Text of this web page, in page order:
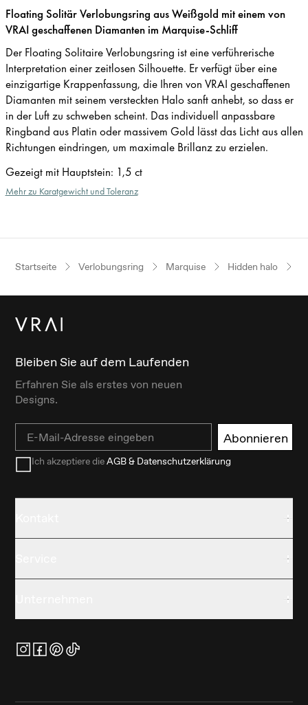
Floating Solitär Verlobungsring aus Weißgold mit einem von
VRAI geschaffenen Diamanten im Marquise-Schliff
Der Floating Solitaire Verlobungsring ist eine verführerische
Interpretation einer zeitlosen Silhouette. Er verfügt über eine
einzigartige Krappenfassung, die Ihren von VRAI geschaffenen
Diamanten mit seinem versteckten Halo sanft anhebt, so dass er
in der Luft zu schweben scheint. Das individuell anpassbare
Ringband aus Platin oder massivem Gold lässt das Licht aus allen
Richtungen eindringen, um maximale Brillanz zu erzielen.
Gezeigt mit Hauptstein: 1,5 ct
Mehr zu Karatgewicht und Toleranz
Startseite Verlobungsring Marquise Hidden halo
Bleiben Sie auf dem Laufenden
Erfahren Sie als erstes von neuen
Designs.
Email Abonnieren
Ich akzeptiere dieAGB & Datenschutzerklärung